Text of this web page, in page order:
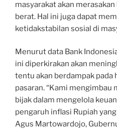
masyarakat akan
berat. Hal ini juga dapat
ketidakstabilan sosial di
Menurut data Bank
ini diperkirakan akan
tentu akan berdampak pada
pasaran. “Kami mengimbau
bijak dalam mengelola
pengaruh inflasi Rupiah
Agus Martowardojo,